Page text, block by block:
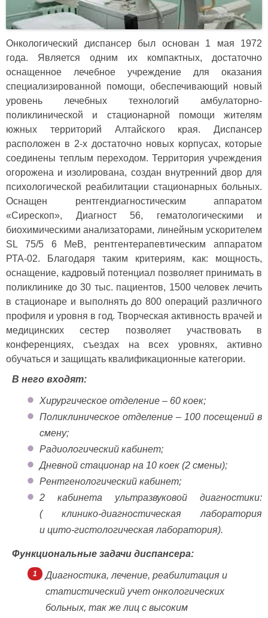
Онкологический диспансер был основан 1 мая 1972
года. Является одним их компактных, достаточно
оснащенное лечебное учреждение для оказания
специализированной помощи, обеспечивающий новый
уровень лечебных технологий амбулаторно-
поликлинической и стационарной помощи жителям
южных территорий Алтайского края. Диспансер
расположен в 2-х достаточно новых корпусах, которые
соединены теплым переходом. Территория учреждения
огорожена и изолирована, создан внутренний двор для
психологической реабилитации стационарных больных.
Оснащен рентгендиагностическим аппаратом
«Сирескоп», Диагност 56, гематологическими и
биохимическими анализаторами, линейным ускорителем
SL 75/5 6 МеВ, рентгентерапевтическим аппаратом
РТА-02. Благодаря таким критериям, как: мощность,
оснащение, кадровый потенциал позволяет принимать в
поликлинике до 30 тыс. пациентов, 1500 человек лечить
в стационаре и выполнять до 800 операций различного
профиля и уровня в год. Творческая активность врачей и
медицинских сестер позволяет участвовать в
конференциях, съездах на всех уровнях, активно
обучаться и защищать квалификационные категории.
В него входят:
Хирургическое отделение – 60 коек;
Поликлиническое отделение – 100 посещений в
смену;
Радиологический кабинет;
Дневной стационар на 10 коек (2 смены);
Рентгенологический кабинет;
2 кабинета ультразвуковой диагностики:
( клинико-диагностическая лаборатория
и цито-гистологическая лаборатория).
Функциональные задачи диспансера:
Диагностика, лечение, реабилитация и
статистический учет онкологических
больных, так же лиц с высоким